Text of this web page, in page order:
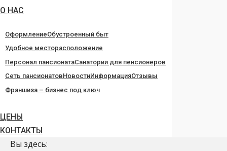
О НАС
ОформлениеОбустроенный быт
Удобное месторасположение
Персонал пансионатаСанатории для пенсионеров
Сеть пансионатовНовостиИнформацияОтзывы
Франшиза – бизнес под ключ
ЦЕНЫ
КОНТАКТЫ
Вы здесь: